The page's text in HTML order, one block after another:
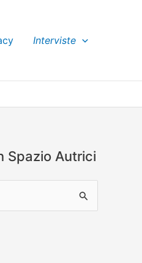
Interviste
Spazio Autrici